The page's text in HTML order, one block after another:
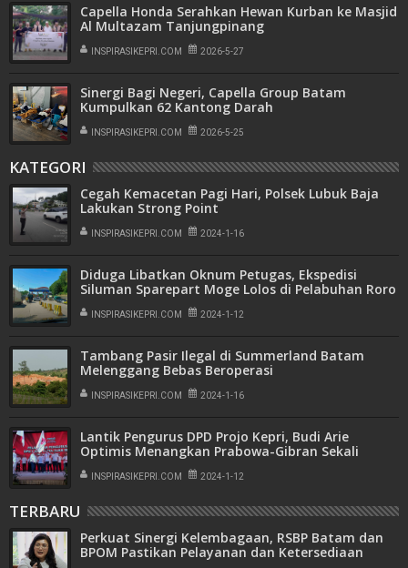
Capella Honda Serahkan Hewan Kurban ke Masjid
Al Multazam Tanjungpinang
INSPIRASIKEPRI.COM 2026-5-27
Sinergi Bagi Negeri, Capella Group Batam
Kumpulkan 62 Kantong Darah
INSPIRASIKEPRI.COM 2026-5-25
KATEGORI
Cegah Kemacetan Pagi Hari, Polsek Lubuk Baja
Lakukan Strong Point
INSPIRASIKEPRI.COM 2024-1-16
Diduga Libatkan Oknum Petugas, Ekspedisi
Siluman Sparepart Moge Lolos di Pelabuhan Roro
Punggur
INSPIRASIKEPRI.COM 2024-1-12
Tambang Pasir Ilegal di Summerland Batam
Melenggang Bebas Beroperasi
INSPIRASIKEPRI.COM 2024-1-16
Lantik Pengurus DPD Projo Kepri, Budi Arie
Optimis Menangkan Prabowa-Gibran Sekali
Putaran
INSPIRASIKEPRI.COM 2024-1-12
TERBARU
Perkuat Sinergi Kelembagaan, RSBP Batam dan
BPOM Pastikan Pelayanan dan Ketersediaan